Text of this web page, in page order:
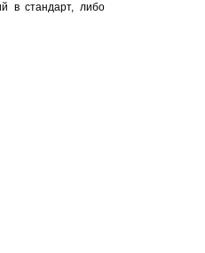
в стандарт, либо